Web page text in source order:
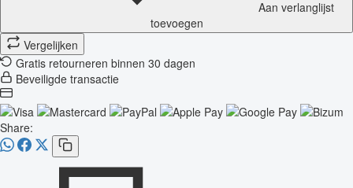
Aan verlanglijst
toevoegen
Vergelijken
Gratis retourneren binnen 30 dagen
Beveiligde transactie
Share: